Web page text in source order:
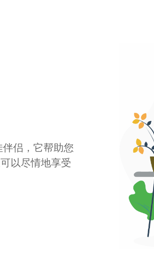
侣，它帮助您
以尽情地享受